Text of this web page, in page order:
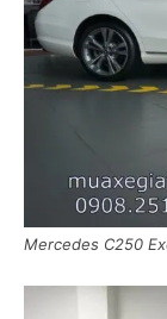
Mercedes C250